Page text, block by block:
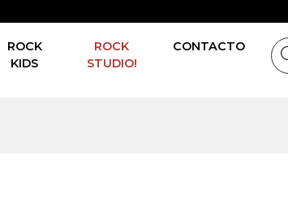
ROCK
KIDS
ROCK
STUDIO!
CONTACTO